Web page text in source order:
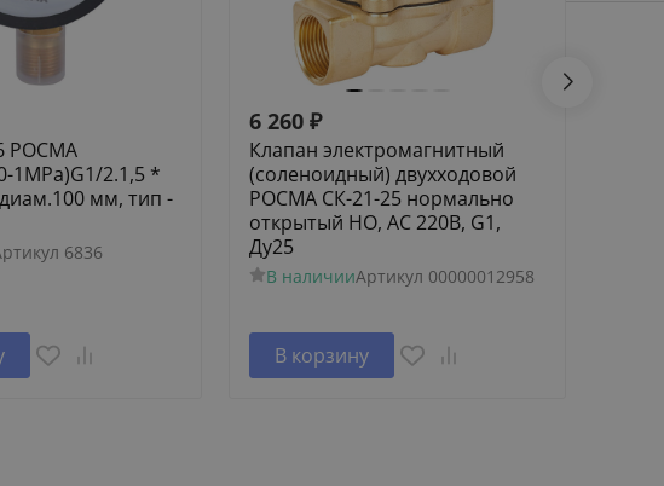
РОСМА
1МРа)G1/2.1,5 *
мм, тип -
6836
6 260 ₽
Клапан электромагнитный
(соленоидный) двухходовой
РОСМА СК-21-25 нормально
открытый НО, АС 220В, G1,
Ду25
В наличииАртикул 00000012958
В корзину